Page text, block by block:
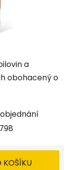
a
obohacený o
KOŠÍKU